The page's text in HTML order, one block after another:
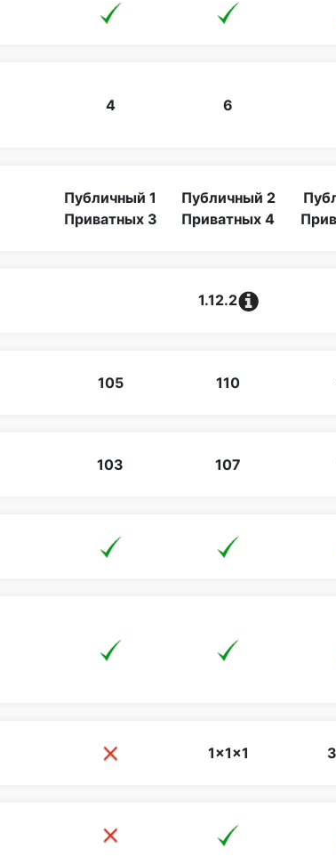
4 6
Публичный 1
Приватных 3
Публичный 2
Приватных 4
1.12.2
105 110
103 107
1x1x1